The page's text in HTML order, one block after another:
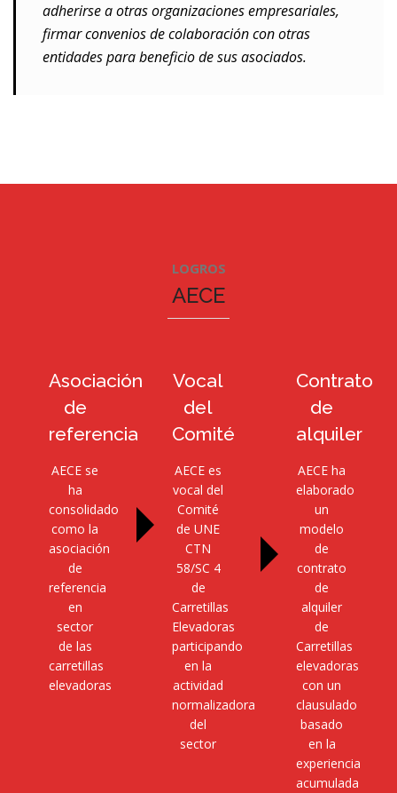
adherirse a otras organizaciones empresariales,
firmar convenios de colaboración con otras
entidades para beneficio de sus asociados.
LOGROS
AECE
Asociación
de
referencia
AECE se
ha
consolidado
como la
asociación
de
referencia
en
sector
de las
carretillas
elevadoras
Vocal
del
Comité
AECE es
vocal del
Comité
de UNE
CTN
58/SC 4
de
Carretillas
Elevadoras
participando
en la
actividad
normalizadora
del
sector
Contrato
de
alquiler
AECE ha
elaborado
un
modelo
de
contrato
de
alquiler
de
Carretillas
elevadoras
con un
clausulado
basado
en la
experiencia
acumulada